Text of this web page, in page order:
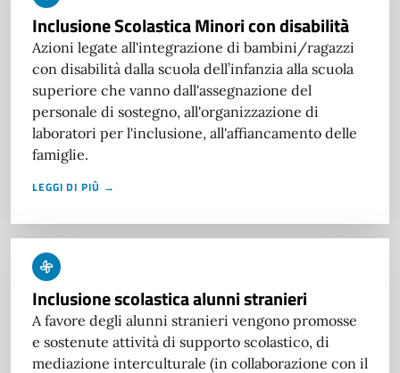
Inclusione Scolastica Minori con disabilità
Azioni legate all'integrazione di bambini/ragazzi
con disabilità dalla scuola dell’infanzia alla scuola
superiore che vanno dall'assegnazione del
personale di sostegno, all'organizzazione di
laboratori per l'inclusione, all'affiancamento delle
famiglie.
LEGGI DI PIÙ →
Inclusione scolastica alunni stranieri
A favore degli alunni stranieri vengono promosse
e sostenute attività di supporto scolastico, di
mediazione interculturale (in collaborazione con il